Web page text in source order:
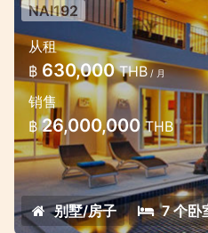
NAI192
从租
฿ 630,000THB/ 月
销售
฿ 26,000,000THB
别墅/房子 7 个卧